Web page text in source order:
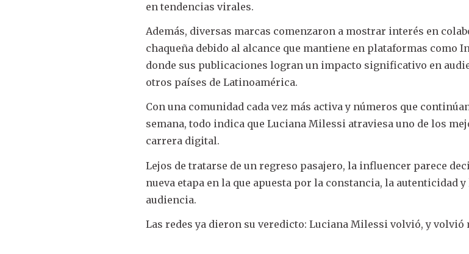
en tendencias virales.
Además, diversas marcas comenzaron a mostrar interés en
chaqueña debido al alcance que mantiene en plataformas como
donde sus publicaciones logran un impacto significativo en
otros países de Latinoamérica.
Con una comunidad cada vez más activa y números que
semana, todo indica que Luciana Milessi atraviesa uno de los
carrera digital.
Lejos de tratarse de un regreso pasajero, la influencer parece
nueva etapa en la que apuesta por la constancia, la autenticidad
audiencia.
Las redes ya dieron su veredicto: Luciana Milessi volvió, y volvió